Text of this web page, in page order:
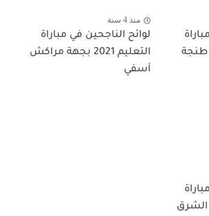
بجهة طنجة
منذ 4 سنة
لوائح الناجحين في مباراة
التعليم 2021 بجهة مراكش
آسفي